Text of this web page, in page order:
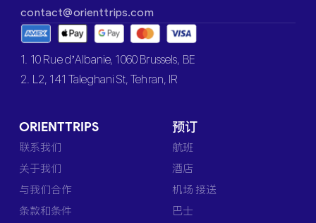
contact@orienttrips.com
1. 10 Rue d’Albanie, 1060 Brussels, BE
2. L2, 141 Taleghani St, Tehran, IR
ORIENTTRIPS
联系我们
关于我们
与我们合作
条款和条件
预订
航班
酒店
机场 接送
巴士